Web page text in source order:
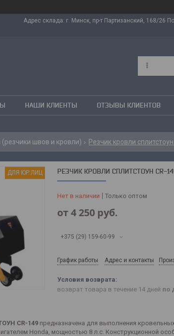
Адрес склада: г. Минск, пр-т Партизанский, 168/26
НАШИ КЛИЕНТЫ ОТЗЫВЫ КЛИЕНТОВ
(резчики швов и кровли) Резчик кровли
ДЛЯ ЮР.ЛИЦ РЕЗЧИК КРОВЛИ СПЛИТСТОУН CR-
Нет в наличии Только оптом
от4 250 руб.
+375 (29) 159-60-99
График работы Адрес и контакты
возврат товара в течение 14 дней по
CR-149 предназначена для выполнения
Honda, мощностью 8 л.с. Конструкционной